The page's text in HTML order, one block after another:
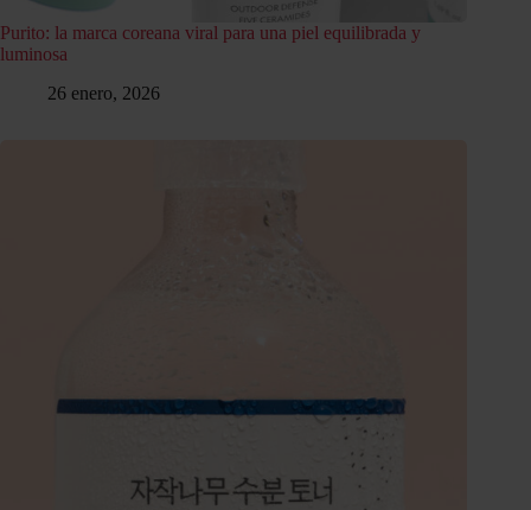
Purito: la marca coreana viral para una piel equilibrada y
luminosa
26 enero, 2026